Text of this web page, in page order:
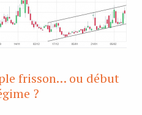
frisson… ou début
?